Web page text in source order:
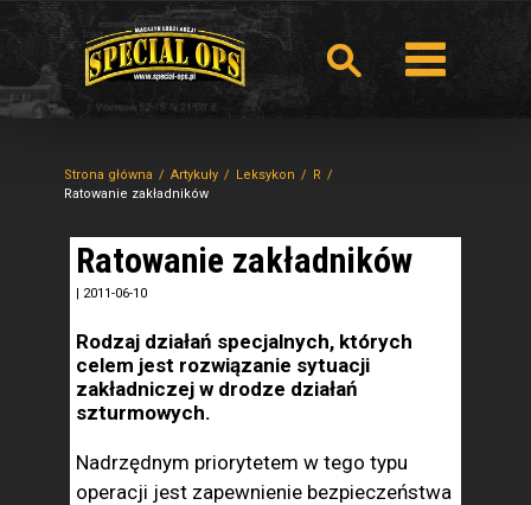
Strona główna Artykuły Leksykon
R
Ratowanie zakładników
Ratowanie zakładników
| 2011-06-10
Rodzaj działań specjalnych, których
celem jest rozwiązanie sytuacji
zakładniczej w drodze działań
szturmowych.
Nadrzędnym priorytetem w tego typu
operacji jest zapewnienie bezpieczeństwa